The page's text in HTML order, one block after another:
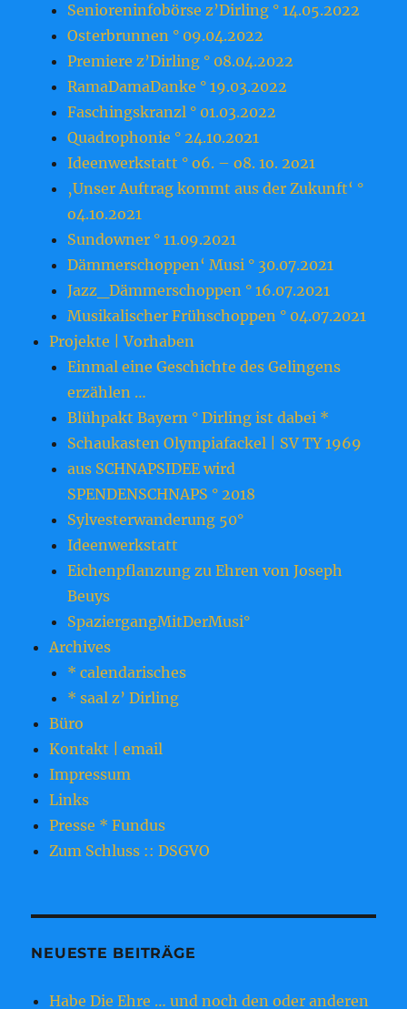
Senioreninfobörse z’Dirling ° 14.05.2022
Osterbrunnen ° 09.04.2022
Premiere z’Dirling ° 08.04.2022
RamaDamaDanke ° 19.03.2022
Faschingskranzl ° 01.03.2022
Quadrophonie ° 24.10.2021
Ideenwerkstatt ° o6. – o8. 1o. 2o21
‚Unser Auftrag kommt aus der Zukunft‘ °
o4.1o.2o21
Sundowner ° 11.09.2021
Dämmerschoppen‘ Musi ° 30.07.2021
Jazz_Dämmerschoppen ° 16.07.2021
Musikalischer Frühschoppen ° 04.07.2021
Projekte | Vorhaben
Einmal eine Geschichte des Gelingens
erzählen …
Blühpakt Bayern ° Dirling ist dabei *
Schaukasten Olympiafackel | SV TY 1969
aus SCHNAPSIDEE wird
SPENDENSCHNAPS ° 2018
Sylvesterwanderung 50°
Ideenwerkstatt
Eichenpflanzung zu Ehren von Joseph
Beuys
SpaziergangMitDerMusi°
Archives
* calendarisches
* saal z’ Dirling
Büro
Kontakt | email
Impressum
Links
Presse * Fundus
Zum Schluss :: DSGVO
NEUESTE BEITRÄGE
Habe Die Ehre … und noch den oder anderen